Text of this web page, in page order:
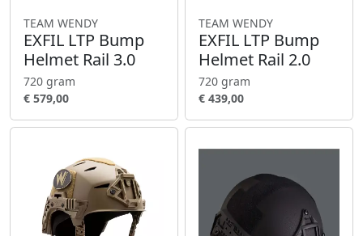
TEAM WENDY
EXFIL LTP Bump
Helmet Rail 3.0
720 gram
€ 579,00
TEAM WENDY
EXFIL LTP Bump
Helmet Rail 2.0
720 gram
€ 439,00